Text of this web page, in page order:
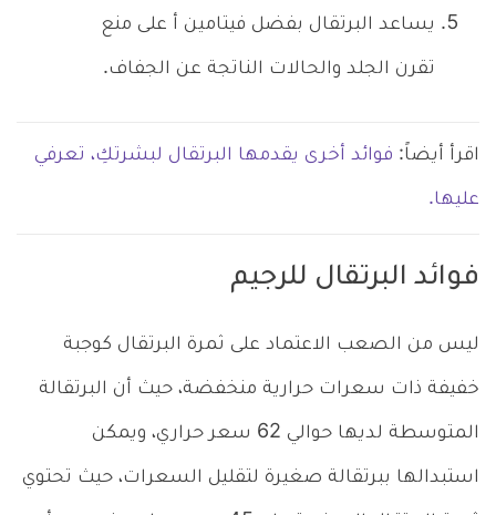
يساعد البرتقال بفضل فيتامين أ على منع
تقرن الجلد والحالات الناتجة عن الجفاف.
اقرأ أيضاً: فوائد أخرى يقدمها البرتقال لبشرتكِ، تعرفي
عليها.
فوائد البرتقال للرجيم
ليس من الصعب الاعتماد على ثمرة البرتقال كوجبة
خفيفة ذات سعرات حرارية منخفضة، حيث أن البرتقالة
المتوسطة لديها حوالي 62 سعر حراري، ويمكن
استبدالها ببرتقالة صغيرة لتقليل السعرات، حيث تحتوي